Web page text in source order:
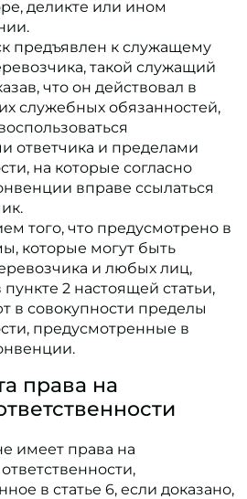
деликте или ином
предъявлен к служащему
такой служащий
что он действовал в
служебных обязанностей,
ответчика и пределами
на которые согласно
вправе ссылаться
того, что предусмотрено в
которые могут быть
и любых лиц,
2 настоящей статьи,
в совокупности пределы
предусмотренные в
права на
имеет права на
в статье 6, если доказано,